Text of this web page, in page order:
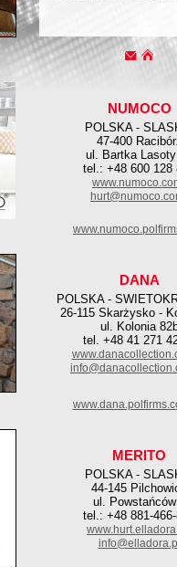
NUMOCO
POLSKA -
47-400
ul. Bartka
tel.: +48 600 128
DANA
POLSKA -
26-115 Skarżysko -
ul. Kolonia
tel. +48 41 271
MERITO
POLSKA -
44-145
ul.
tel.: +48 881-